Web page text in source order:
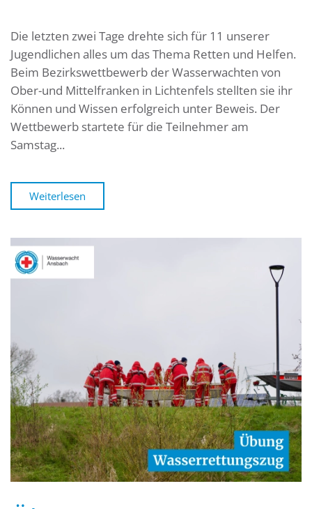
Die letzten zwei Tage drehte sich für 11 unserer
Jugendlichen alles um das Thema Retten und Helfen.
Beim Bezirkswettbewerb der Wasserwachten von
Ober-und Mittelfranken in Lichtenfels stellten sie ihr
Können und Wissen erfolgreich unter Beweis. Der
Wettbewerb startete für die Teilnehmer am
Samstag...
Weiterlesen